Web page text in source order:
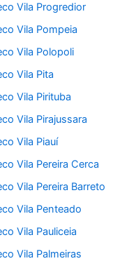
Vila Progredior
Vila Pompeia
Vila Polopoli
Vila Pita
Vila Pirituba
Vila Pirajussara
Vila Piauí
Vila Pereira Cerca
Vila Pereira Barreto
Vila Penteado
Vila Pauliceia
Vila Palmeiras